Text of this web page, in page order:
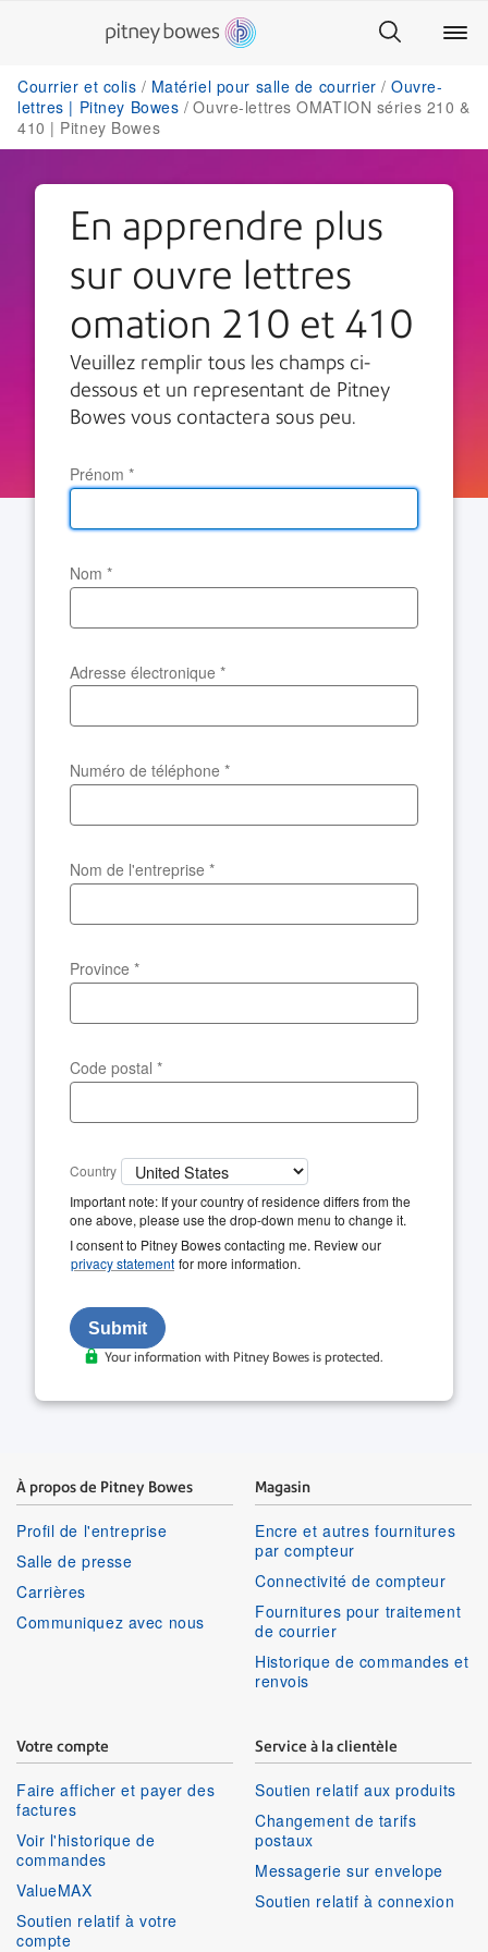
Courrier et colis Matériel pour salle de courrier
Ouvre-
lettres | Pitney Bowes
Ouvre-lettres OMATION séries 210 &
410 | Pitney Bowes
En apprendre plus
sur ouvre lettres
omation 210 et 410
Veuillez remplir tous les champs ci-
dessous et un representant de Pitney
Bowes vous contactera sous peu.
Prénom *
Nom *
Adresse électronique *
Numéro de téléphone *
Nom de l'entreprise *
Province *
Code postal *
Country
Important note: If your country of residence differs from the
one above, please use the drop-down menu to change it.
I consent to Pitney Bowes contacting me. Review our
privacy statement for more information.
Your information with Pitney Bowes is protected.
À propos de Pitney Bowes
Profil de l'entreprise
Salle de presse
Carrières
Communiquez avec nous
Magasin
Encre et autres fournitures
par compteur
Connectivité de compteur
Fournitures pour traitement
de courrier
Historique de commandes et
renvois
Votre compte
Faire afficher et payer des
factures
Voir l'historique de
commandes
ValueMAX
Soutien relatif à votre
compte
Service à la clientèle
Soutien relatif aux produits
Changement de tarifs
postaux
Messagerie sur envelope
Soutien relatif à connexion